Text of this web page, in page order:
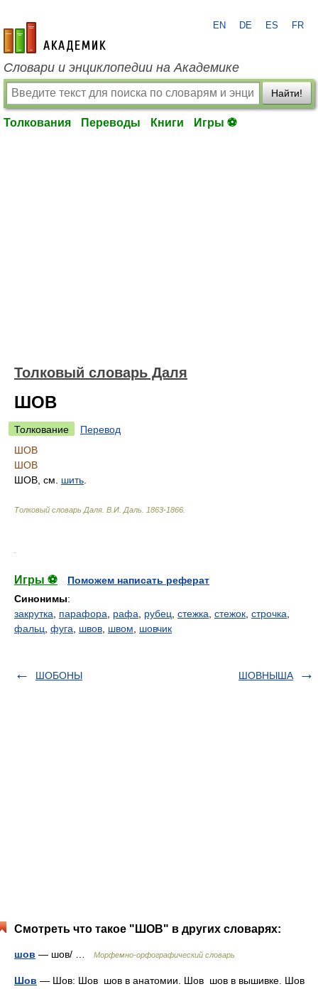
academic.ru
EN DE ES FR
Словари и энциклопедии на Академике
Найти!
Толкования Переводы Книги Игры ⚽
Толковый словарь Даля
ШОВ
Толкование
Перевод
ШОВ
ШОВ
ШОВ, см. шить
Толковый словарь Даля В.И. Даль. 1863-1866
Игры ⚽
Поможем написать реферат
Синонимы:
закрутка
парафора рафа рубец стежка стежок строчка
фальц фуга швов швом шовчик
ШОБОНЫ ШОВНЫША
Смотреть что такое "ШОВ" в других словарях:
шов — шов/ … Морфемно-орфографический словарь
Шов — Шов: Шов шов в анатомии. Шов шов в вышивке. Шов